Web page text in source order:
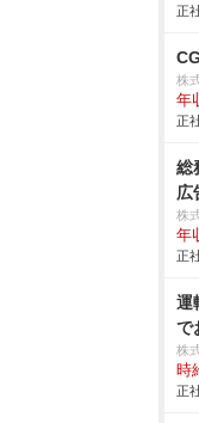
正
株
年
正
総
広
株
年
正
運
で
株
時
正